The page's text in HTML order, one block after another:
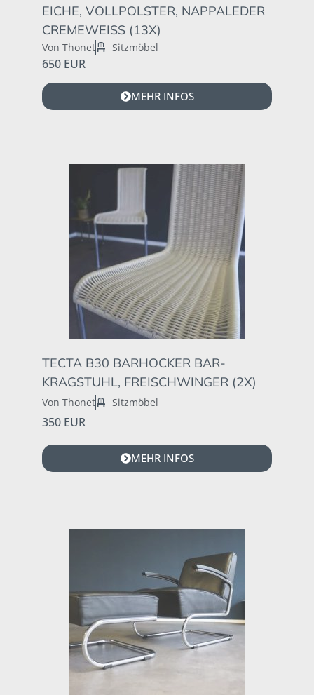
EICHE, VOLLPOLSTER, NAPPALEDER
CREMEWEISS (13X)
Von Thonet Sitzmöbel
650 EUR
MEHR INFOS
TECTA B30 BARHOCKER BAR-
KRAGSTUHL, FREISCHWINGER (2X)
Von Thonet Sitzmöbel
350 EUR
MEHR INFOS